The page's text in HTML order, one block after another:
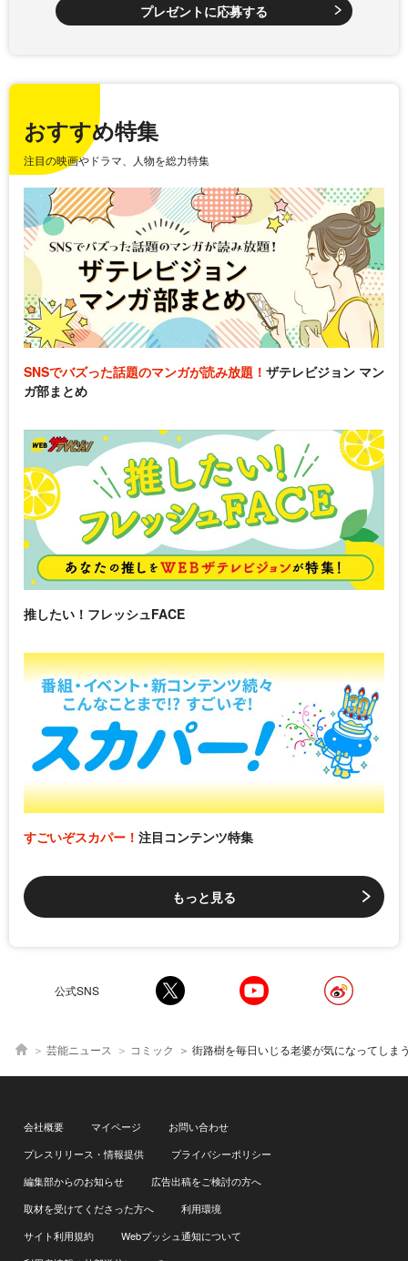
プレゼントに応募する
おすすめ特集
注目の映画やドラマ、人物を総力特集
SNSでバズった話題のマンガが読み放題！ ザテレビジョン マン
ガ部まとめ
推したい！フレッシュFACE
すごいぞスカパー！ 注目コンテンツ特集
もっと見る
公式SNS
芸能ニュース コミック 街路樹を毎日いじる老婆が気になってしまうOL…ある日、その土が血まみれだと気づくが「トラウマになりそう
会社概要 マイページ
お問い合わせ
プレスリリース・情報提供
プライバシーポリシー
編集部からのお知らせ
広告出稿をご検討の方へ
取材を受けてくださった方へ
利用環境
サイト利用規約
Webプッシュ通知について